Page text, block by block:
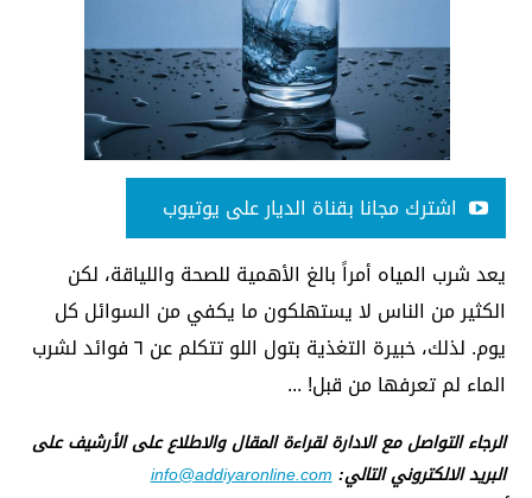
اشترك مجانا بقناة الديار على يوتيوب
يعد شرب المياه أمراً بالغ الأهمية للصحة واللياقة، لكن
الكثير من الناس لا يستهلكون ما يكفي من السوائل كل
يوم. لذلك، خبيرة التغذية بتول اللو تتكلم عن ٦ فوائد لشرب
الماء لم تعرفها من قبل! ...
الرجاء التواصل مع الادارة لقراءة المقال والاطلاع على الأرشيف على
البريد الالكتروني التالي:info@addiyaronline.com